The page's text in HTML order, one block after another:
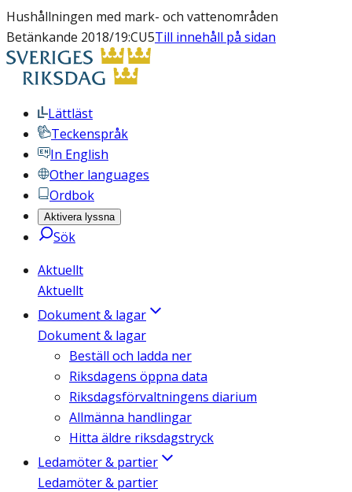
Hushållningen med mark- och vattenområden
Betänkande 2018/19:CU5Till innehåll på sidan
Lättläst
Teckenspråk
In English
Other languages
Ordbok
Aktivera lyssna
Sök
Aktuellt
Aktuellt
Dokument & lagar
Dokument & lagar
Beställ och ladda ner
Riksdagens öppna data
Riksdagsförvaltningens diarium
Allmänna handlingar
Hitta äldre riksdagstryck
Ledamöter & partier
Ledamöter & partier